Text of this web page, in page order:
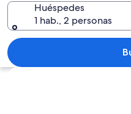
Huéspedes
1 hab., 2 personas
Explorar mapa